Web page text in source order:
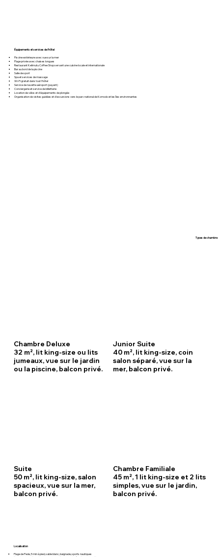
Équipements et services de l’hôtel
Piscine extérieure avec vue sur la mer
Plage privée avec chaises longues
Restaurant Kelimutu Coffee Shop servant une cuisine locale et internationale
Bar au bord de la piscine
Salle de sport
Spa et services de massage
Wi-Fi gratuit dans tout l'hôtel
Service de navette aéroport (payant)
Conciergerie et service de billetterie
Location de vélos et d'équipements de plongée
Organisation de visites guidées et d'excursions vers le parc national de Komodo et les îles environnantes
Types de chambre
Chambre Deluxe
32 m², lit king-size ou lits
jumeaux, vue sur le jardin
ou la piscine, balcon privé.
Junior Suite
40 m², lit king-size, coin
salon séparé, vue sur la
mer, balcon privé.
Suite
50 m², lit king-size, salon
spacieux, vue sur la mer,
balcon privé.
Chambre Familiale
45 m², 1 lit king-size et 2 lits
simples, vue sur le jardin,
balcon privé.
Localisation
Plage de Pede, 5 min à pied, sable blanc, baignade, sports nautiques